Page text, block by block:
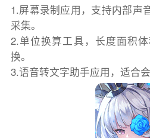
1.屏幕录制应用，支持内部声
采集。
2.单位换算工具，长度面积
换。
3.语音转文字助手应用，适合